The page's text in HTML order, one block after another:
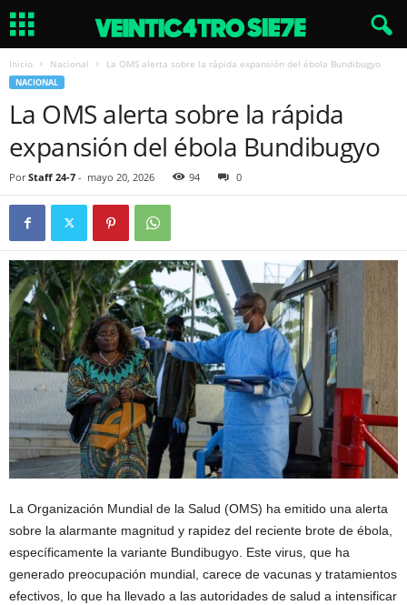
Inicio Nacional La OMS alerta sobre la rápida expansión del ébola Bundibugyo
NACIONAL
La OMS alerta sobre la rápida
expansión del ébola Bundibugyo
Por Staff 24-7 - mayo 20, 2026 94 0
La Organización Mundial de la Salud (OMS) ha emitido una alerta
sobre la alarmante magnitud y rapidez del reciente brote de ébola,
específicamente la variante Bundibugyo. Este virus, que ha
generado preocupación mundial, carece de vacunas y tratamientos
efectivos, lo que ha llevado a las autoridades de salud a intensificar